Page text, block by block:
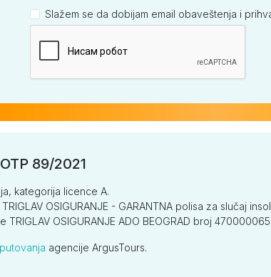
Slažem se da dobijam email obaveštenja i
89/2021
kategorija licence A.
OSIGURANJE - GARANTNA polisa za slučaj
OSIGURANJE ADO BEOGRAD broj
agencije ArgusTours.